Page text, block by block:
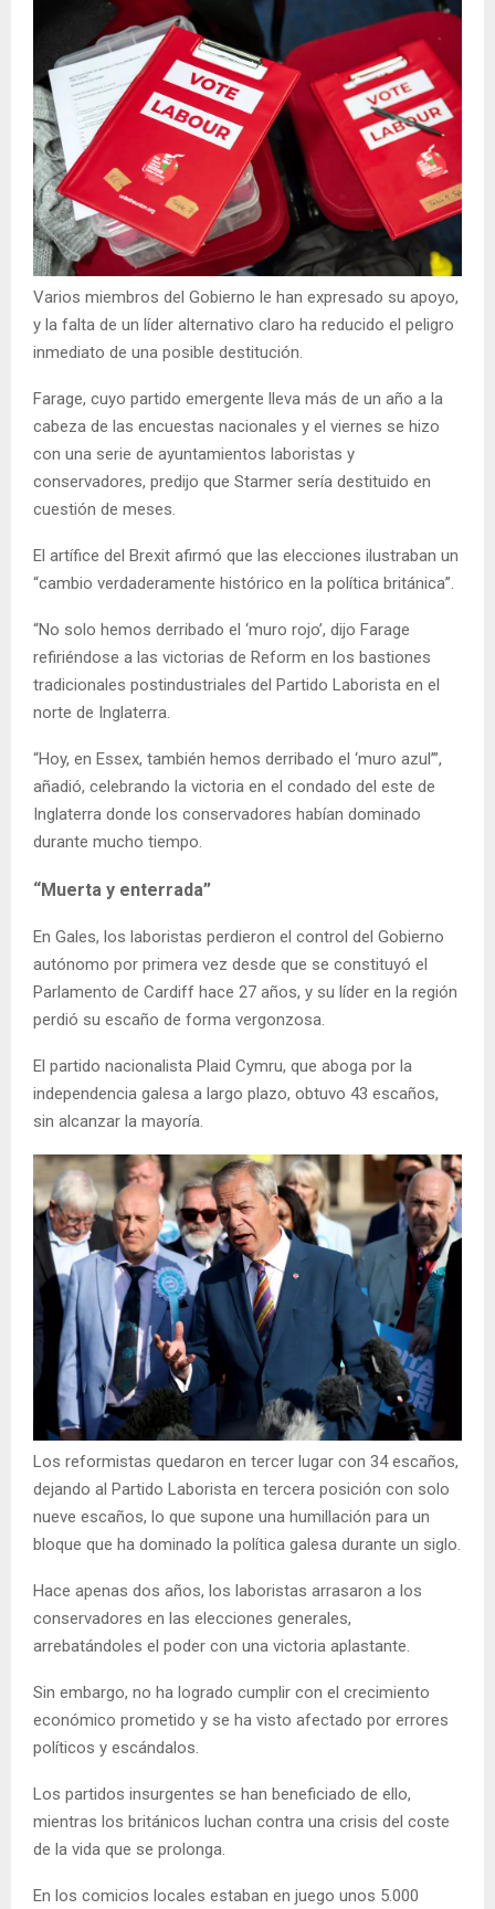
Varios miembros del Gobierno le han expresado su apoyo,
y la falta de un líder alternativo claro ha reducido el peligro
inmediato de una posible destitución.
Farage, cuyo partido emergente lleva más de un año a la
cabeza de las encuestas nacionales y el viernes se hizo
con una serie de ayuntamientos laboristas y
conservadores, predijo que Starmer sería destituido en
cuestión de meses.
El artífice del Brexit afirmó que las elecciones ilustraban un
“cambio verdaderamente histórico en la política británica”.
“No solo hemos derribado el ‘muro rojo’, dijo Farage
refiriéndose a las victorias de Reform en los bastiones
tradicionales postindustriales del Partido Laborista en el
norte de Inglaterra.
“Hoy, en Essex, también hemos derribado el ‘muro azul’”,
añadió, celebrando la victoria en el condado del este de
Inglaterra donde los conservadores habían dominado
durante mucho tiempo.
“Muerta y enterrada”
En Gales, los laboristas perdieron el control del Gobierno
autónomo por primera vez desde que se constituyó el
Parlamento de Cardiff hace 27 años, y su líder en la región
perdió su escaño de forma vergonzosa.
El partido nacionalista Plaid Cymru, que aboga por la
independencia galesa a largo plazo, obtuvo 43 escaños,
sin alcanzar la mayoría.
Los reformistas quedaron en tercer lugar con 34 escaños,
dejando al Partido Laborista en tercera posición con solo
nueve escaños, lo que supone una humillación para un
bloque que ha dominado la política galesa durante un siglo.
Hace apenas dos años, los laboristas arrasaron a los
conservadores en las elecciones generales,
arrebatándoles el poder con una victoria aplastante.
Sin embargo, no ha logrado cumplir con el crecimiento
económico prometido y se ha visto afectado por errores
políticos y escándalos.
Los partidos insurgentes se han beneficiado de ello,
mientras los británicos luchan contra una crisis del coste
de la vida que se prolonga.
En los comicios locales estaban en juego unos 5.000